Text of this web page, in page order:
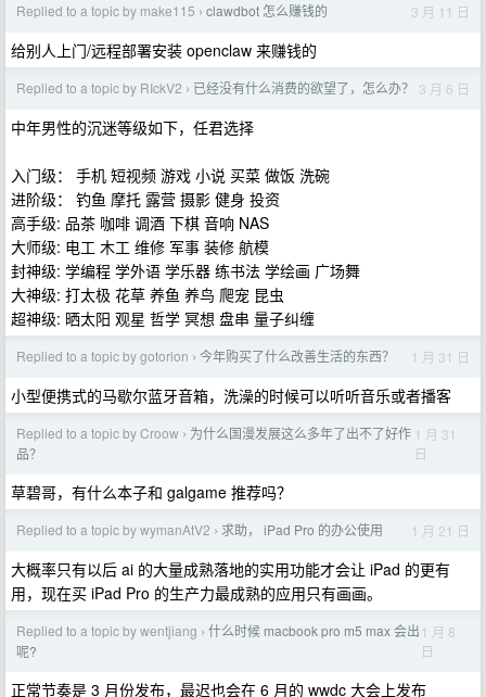
Replied to a topic by make115 › clawdbot 怎么赚钱的 3 月 11 日
给别人上门/远程部署安装 openclaw 来赚钱的
Replied to a topic by RIckV2 › 已经没有什么消费的欲望了，怎么办？ 3 月 6 日
中年男性的沉迷等级如下，任君选择
入门级： 手机 短视频 游戏 小说 买菜 做饭 洗碗
进阶级： 钓鱼 摩托 露营 摄影 健身 投资
高手级: 品茶 咖啡 调酒 下棋 音响 NAS
大师级: 电工 木工 维修 军事 装修 航模
封神级: 学编程 学外语 学乐器 练书法 学绘画 广场舞
大神级: 打太极 花草 养鱼 养鸟 爬宠 昆虫
超神级: 晒太阳 观星 哲学 冥想 盘串 量子纠缠
Replied to a topic by gotorion › 今年购买了什么改善生活的东西？ 1 月 31 日
小型便携式的马歇尔蓝牙音箱，洗澡的时候可以听听音乐或者播客
Replied to a topic by Croow › 为什么国漫发展这么多年了出不了好作
品？
1 月 31
日
草碧哥，有什么本子和 galgame 推荐吗？
Replied to a topic by wymanAtV2 › 求助， iPad Pro 的办公使用 1 月 21 日
大概率只有以后 ai 的大量成熟落地的实用功能才会让 iPad 的更有
用，现在买 iPad Pro 的生产力最成熟的应用只有画画。
Replied to a topic by wentjiang › 什么时候 macbook pro m5 max 会出
呢?
1 月 8
日
正常节奏是 3 月份发布，最迟也会在 6 月的 wwdc 大会上发布